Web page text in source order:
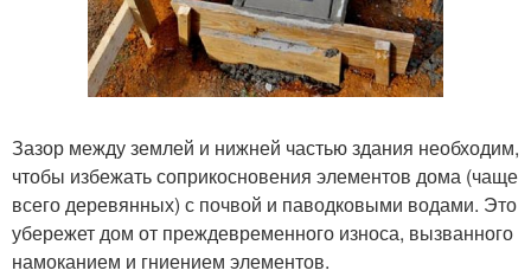
Зазор между землей и нижней частью здания необходим,
чтобы избежать соприкосновения элементов дома (чаще
всего деревянных) с почвой и паводковыми водами. Это
убережет дом от преждевременного износа, вызванного
намоканием и гниением элементов.